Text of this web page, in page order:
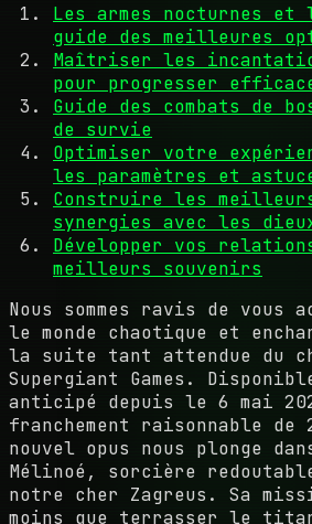
Les armes nocturnes
guide des meilleures
Maîtriser les
pour progresser
Guide des combats de
de survie
Optimiser votre
les paramètres et
Construire les
synergies avec les
Développer vos
meilleurs souvenirs
Nous sommes ravis de vous
le monde chaotique et
la suite tant attendue du
Supergiant Games.
anticipé depuis le 6 mai
franchement raisonnable de
nouvel opus nous plonge
Mélinoé, sorcière
notre cher Zagreus. Sa
moins que terrasser le